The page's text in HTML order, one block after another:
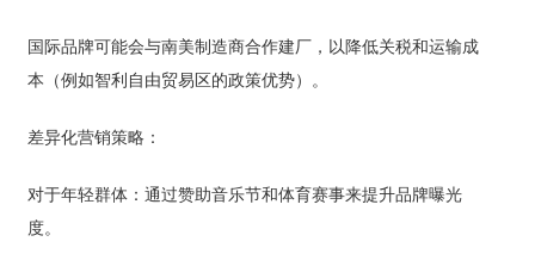
国际品牌可能会与南美制造商合作建厂，以降低关税和运输成
本（例如智利自由贸易区的政策优势）。
差异化营销策略：
对于年轻群体：通过赞助音乐节和体育赛事来提升品牌曝光
度。